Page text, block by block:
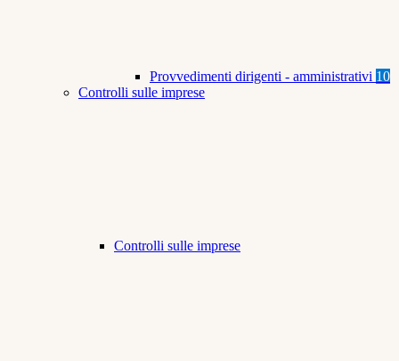
Provvedimenti dirigenti - amministrativi 10
Controlli sulle imprese
Controlli sulle imprese